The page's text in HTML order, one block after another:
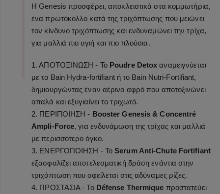
Η Genesis προσφέρει, αποκλειστικά στα κομμωτήρια,
ένα πρωτόκολλο κατά της τριχόπτωσης που μειώνει
τον κίνδυνο τριχόπτωσης και ενδυναμώνει την τρίχα,
για μαλλιά πιο υγιή και πιο πλούσια.
1. ΑΠΟΤΟΞΙΝΩΣΗ - Το Poudre Detox αναμειγνύεται
με το Bain Hydra-fortifiant ή το Bain Nutri-Fortifiant,
δημιουργώντας έναν αέρινο αφρό που αποτοξινώνει
απαλά και εξυγιαίνει το τριχωτό.
2. ΠΕΡΙΠΟΙΗΣΗ - Booster Genesis & Concentré
Ampli-Force, για ενδυνάμωση της τρίχας και μαλλιά
με περισσότερο όγκο.
3. ΕΝΕΡΓΟΠΟΙΗΣΗ - ΤοSerum Anti-Chute Fortifiant
εξασφαλίζει αποτελεσματική δράση ενάντια στην
τριχόπτωση που οφείλεται στις αδύναμες ρίζες.
4. ΠΡΟΣΤΑΣΙΑ - Το Défense Thermique προστατεύει